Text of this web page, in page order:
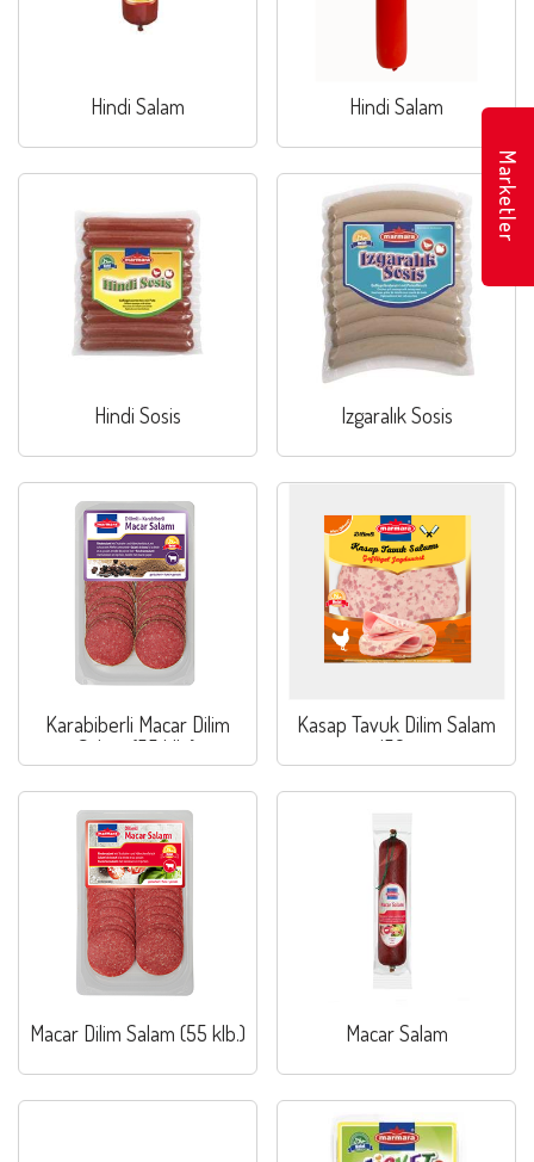
Hindi Salam Hindi Salam
Hindi Sosis Izgaralık Sosis
Karabiberli Macar Dilim
Salam (55 klb.)
Kasap Tavuk Dilim Salam
150g
Macar Dilim Salam (55 klb.) Macar Salam
Marketler